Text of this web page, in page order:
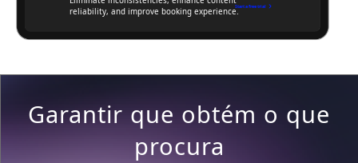
Garantir que obtém o que
procura